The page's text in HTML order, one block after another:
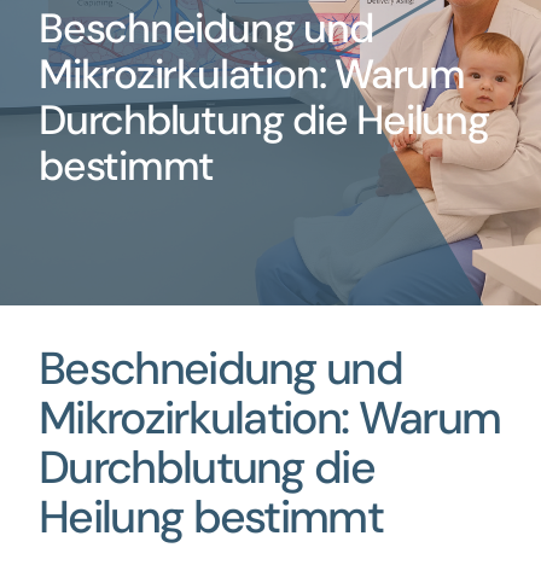
Beschneidungsmethoden
Blogs
Beschneidung und
Mikrozirkulation: Warum
Durchblutung die Heilung
bestimmt
Beschneidung und
Mikrozirkulation: Warum
Durchblutung die
Heilung bestimmt